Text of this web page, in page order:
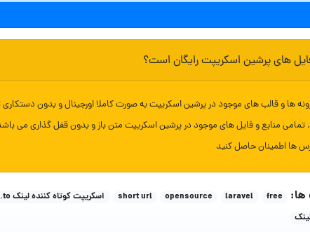
های پرشین اسکریپت رایگان است؟
ها و قالب های موجود در پرشین اسکریپت به صورت کاملا اورجینال و بدون
منابع و فایل های موجود در پرشین اسکریپت متن باز و بدون قفل گذاری می
ها اطمینان حاصل کنید
free
laravel
opensource
short url اسکریپت کوتاه کننده لینک anon.to